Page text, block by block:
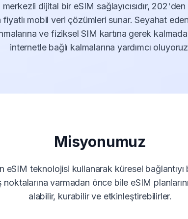
dijital bir eSIM sağlayıcısıdır,
fiyatlı mobil veri çözümleri sunar. Seyahat
ve fiziksel SIM kartına gerek
internetle bağlı kalmalarına yardımcı
Misyonumuz
eSIM teknolojisi kullanarak küresel
noktalarına varmadan önce bile eSIM
alabilir, kurabilir ve etkinleştirebilirler.